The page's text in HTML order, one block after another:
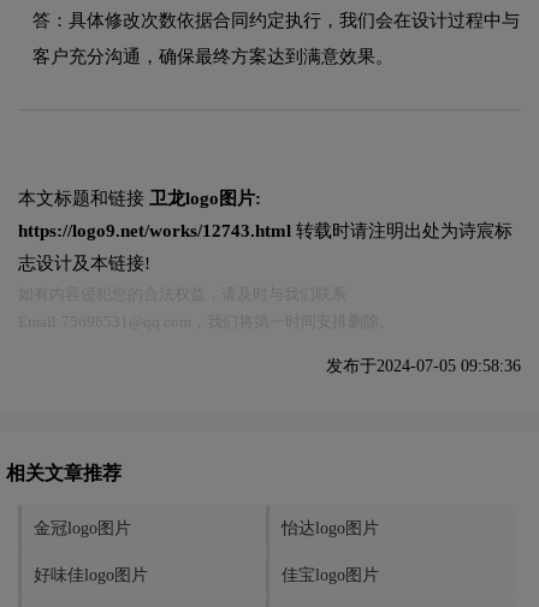
答：具体修改次数依据合同约定执行，我们会在设计过程中与
客户充分沟通，确保最终方案达到满意效果。
本文标题和链接 卫龙logo图片:
https://logo9.net/works/12743.html 转载时请注明出处为诗宸标
志设计及本链接!
发布于2024-07-05 09:58:36
相关文章推荐
金冠logo图片 怡达logo图片
好味佳logo图片 佳宝logo图片